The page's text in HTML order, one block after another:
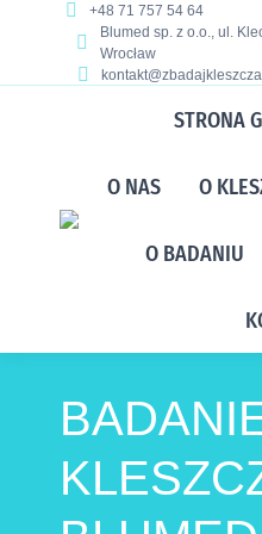
+48 71 757 54 64
Blumed sp. z o.o., ul.
Wrocław
STRONA
O NAS O
O BADANIU